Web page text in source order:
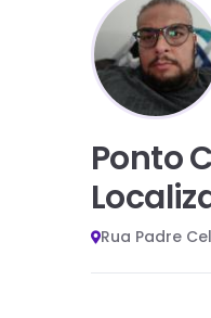
Ponto
Rua Padre